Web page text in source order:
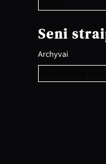
c
h
Seni
Archyvai